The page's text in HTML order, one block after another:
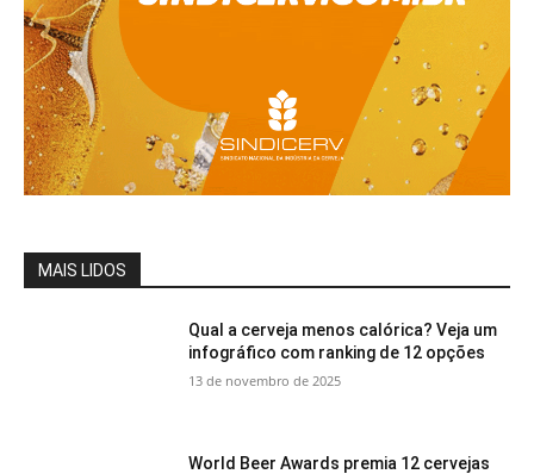
MAIS LIDOS
Qual a cerveja menos calórica? Veja um
infográfico com ranking de 12 opções
13 de novembro de 2025
World Beer Awards premia 12 cervejas